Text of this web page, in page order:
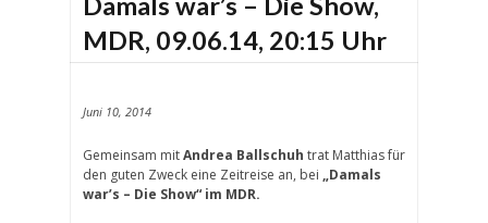
MDR, 09.06.14, 20:15 Uhr
Juni 10, 2014
Gemeinsam mitAndrea Ballschuh trat Matthias für
den guten Zweck eine Zeitreise an, bei „Damals
war’s – Die Show“ im MDR.